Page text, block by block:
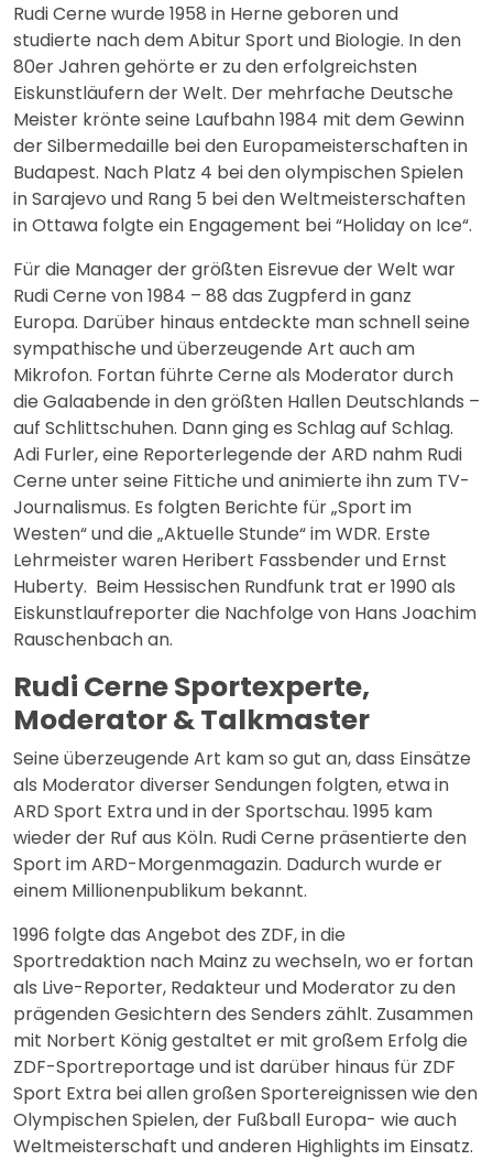
Rudi Cerne wurde 1958 in Herne geboren und
studierte nach dem Abitur Sport und Biologie. In den
80er Jahren gehörte er zu den erfolgreichsten
Eiskunstläufern der Welt. Der mehrfache Deutsche
Meister krönte seine Laufbahn 1984 mit dem Gewinn
der Silbermedaille bei den Europameisterschaften in
Budapest. Nach Platz 4 bei den olympischen Spielen
in Sarajevo und Rang 5 bei den Weltmeisterschaften
in Ottawa folgte ein Engagement bei “Holiday on Ice“.
Für die Manager der größten Eisrevue der Welt war
Rudi Cerne von 1984 – 88 das Zugpferd in ganz
Europa. Darüber hinaus entdeckte man schnell seine
sympathische und überzeugende Art auch am
Mikrofon. Fortan führte Cerne als Moderator durch
die Galaabende in den größten Hallen Deutschlands –
auf Schlittschuhen. Dann ging es Schlag auf Schlag.
Adi Furler, eine Reporterlegende der ARD nahm Rudi
Cerne unter seine Fittiche und animierte ihn zum TV-
Journalismus. Es folgten Berichte für „Sport im
Westen“ und die „Aktuelle Stunde“ im WDR. Erste
Lehrmeister waren Heribert Fassbender und Ernst
Huberty. Beim Hessischen Rundfunk trat er 1990 als
Eiskunstlaufreporter die Nachfolge von Hans Joachim
Rauschenbach an.
Rudi Cerne Sportexperte,
Moderator & Talkmaster
Seine überzeugende Art kam so gut an, dass Einsätze
als Moderator diverser Sendungen folgten, etwa in
ARD Sport Extra und in der Sportschau. 1995 kam
wieder der Ruf aus Köln. Rudi Cerne präsentierte den
Sport im ARD-Morgenmagazin. Dadurch wurde er
einem Millionenpublikum bekannt.
1996 folgte das Angebot des ZDF, in die
Sportredaktion nach Mainz zu wechseln, wo er fortan
als Live-Reporter, Redakteur und Moderator zu den
prägenden Gesichtern des Senders zählt. Zusammen
mit Norbert König gestaltet er mit großem Erfolg die
ZDF-Sportreportage und ist darüber hinaus für ZDF
Sport Extra bei allen großen Sportereignissen wie den
Olympischen Spielen, der Fußball Europa- wie auch
Weltmeisterschaft und anderen Highlights im Einsatz.